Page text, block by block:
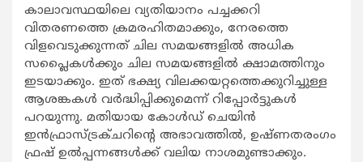
കാലാവസ്ഥയിലെ വ്യതിയാനം പച്ചക്കറി
വിതരണത്തെ ക്രമരഹിതമാക്കും, നേരത്തെ
വിളവെടുക്കുന്നത് ചില സമയങ്ങളില്‍ അധിക
സപ്ലൈകള്‍ക്കും ചില സമയങ്ങളില്‍ ക്ഷാമത്തിനും
ഇടയാക്കും. ഇത് ഭക്ഷ്യ വിലക്കയറ്റത്തെക്കുറിച്ചുള്ള
ആശങ്കകള്‍ വര്‍ദ്ധിപ്പിക്കുമെന്ന് റിപ്പോര്‍ട്ടുകള്‍
പറയുന്നു. മതിയായ കോള്‍ഡ് ചെയിന്‍
ഇന്‍ഫ്രാസ്ട്രക്ചറിന്റെ അഭാവത്തില്‍, ഉഷ്ണതരംഗം
ഫ്രഷ് ഉല്‍പ്പന്നങ്ങള്‍ക്ക് വലിയ നാശമുണ്ടാക്കും.